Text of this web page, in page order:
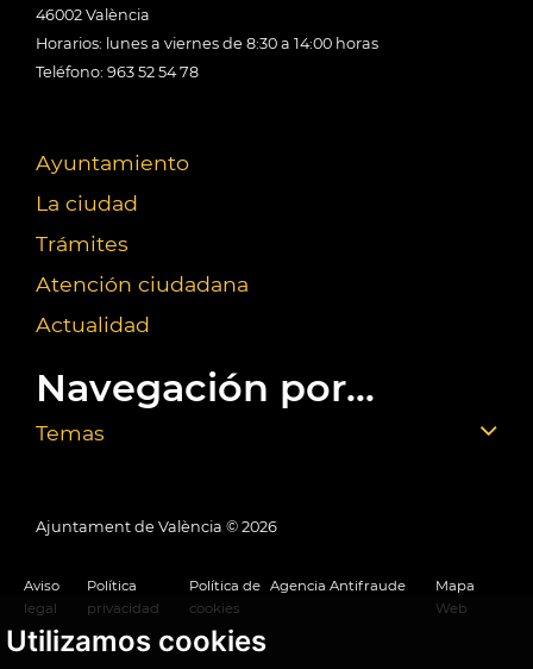
Utilizamos cookies
46002 València
Horarios: lunes a viernes de 8:30 a 14:00 horas
Teléfono: 963 52 54 78
Ayuntamiento
La ciudad
Trámites
Atención ciudadana
Actualidad
Navegación por...
Temas
Ajuntament de València © 2026
Aviso
legal
Política
privacidad
Política de
cookies
Agencia Antifraude
Mapa
Web